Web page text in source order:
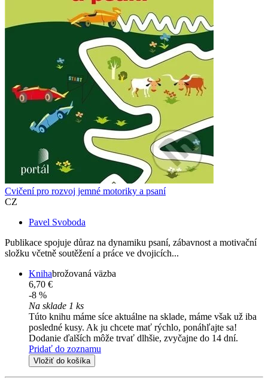
Cvičení pro rozvoj jemné motoriky a psaní
CZ
Pavel Svoboda
Publikace spojuje důraz na dynamiku psaní, zábavnost a motivační
složku včetně soutěžení a práce ve dvojicích...
Knihabrožovaná väzba
6,70 €
-8 %
Na sklade 1 ks
Túto knihu máme síce aktuálne na sklade, máme však už iba
posledné kusy. Ak ju chcete mať rýchlo, ponáhľajte sa!
Dodanie ďalších môže trvať dlhšie, zvyčajne do 14 dní.
Pridať do zoznamu
Vložiť do košíka